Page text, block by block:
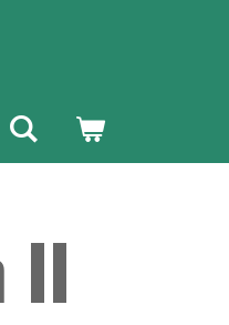
II